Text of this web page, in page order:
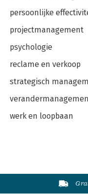
persoonlijke
projectmanagement
psychologie
reclame en verkoop
strategisch
werk en loopbaan